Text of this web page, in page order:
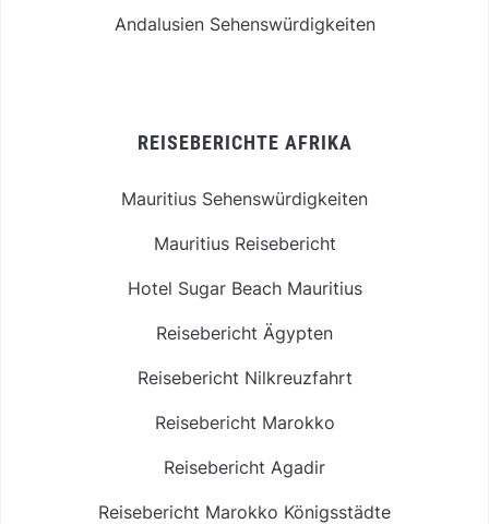
Andalusien Sehenswürdigkeiten
REISEBERICHTE AFRIKA
Mauritius Sehenswürdigkeiten
Mauritius Reisebericht
Hotel Sugar Beach Mauritius
Reisebericht Ägypten
Reisebericht Nilkreuzfahrt
Reisebericht Marokko
Reisebericht Agadir
Reisebericht Marokko Königsstädte